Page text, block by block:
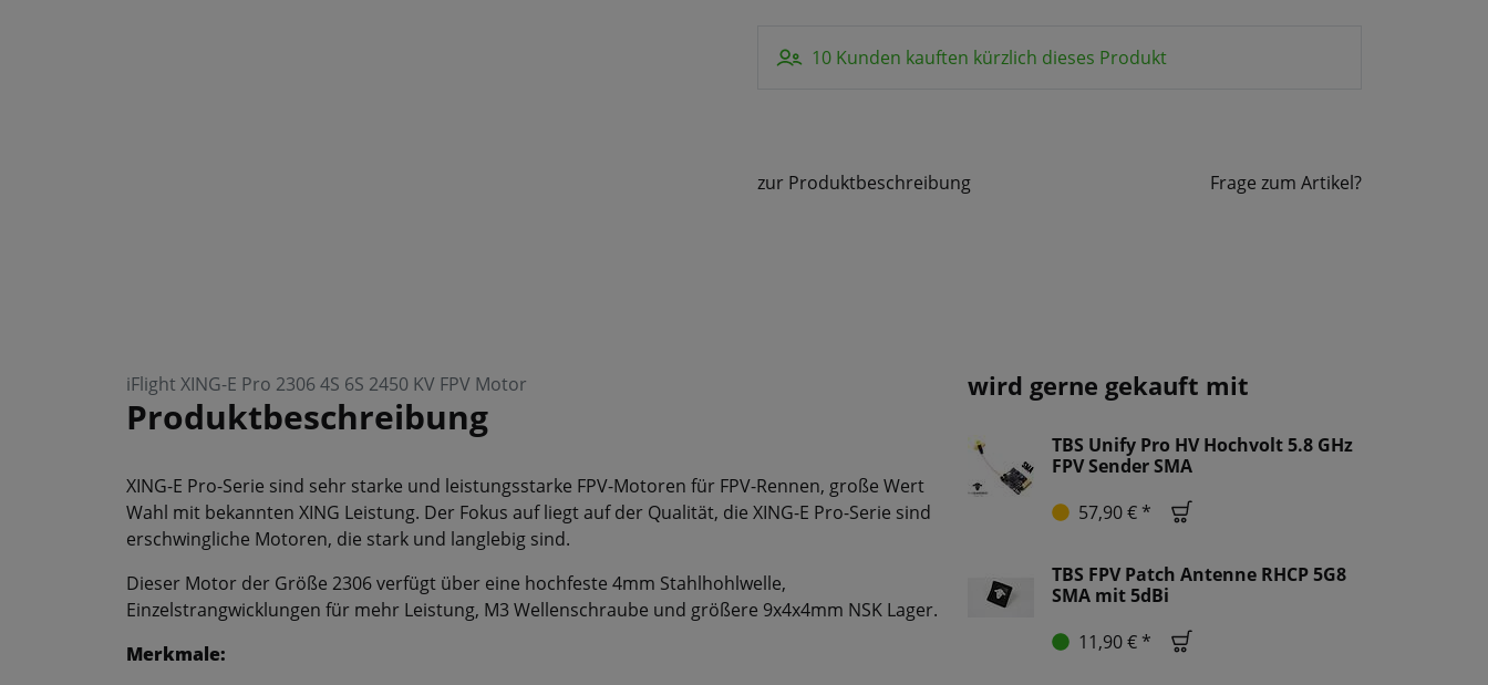
10 Kunden kauften kürzlich dieses Produkt
zur Produktbeschreibung Frage zum Artikel?
iFlight XING-E Pro 2306 4S 6S 2450 KV FPV Motor
Produktbeschreibung
XING-E Pro-Serie sind sehr starke und leistungsstarke FPV-Motoren für FPV-Rennen, große Wert
Wahl mit bekannten XING Leistung. Der Fokus auf liegt auf der Qualität, die XING-E Pro-Serie sind
erschwingliche Motoren, die stark und langlebig sind.
Dieser Motor der Größe 2306 verfügt über eine hochfeste 4mm Stahlhohlwelle,
Einzelstrangwicklungen für mehr Leistung, M3 Wellenschraube und größere 9x4x4mm NSK Lager.
Merkmale:
wird gerne gekauft mit
TBS Unify Pro HV Hochvolt 5.8 GHz
FPV Sender SMA
57,90 € *
TBS FPV Patch Antenne RHCP 5G8
SMA mit 5dBi
11,90 € *